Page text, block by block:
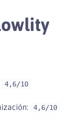
4,6/10
4,6/10